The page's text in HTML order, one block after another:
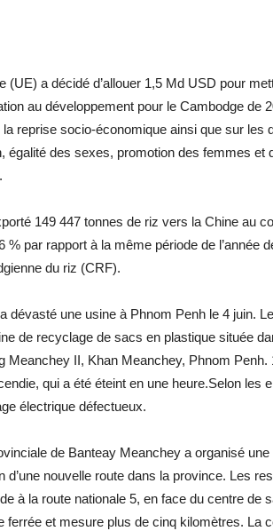
(UE) a décidé d’allouer 1,5 Md USD pour
au développement pour le Cambodge de
reprise socio-économique ainsi que sur les
égalité des sexes, promotion des femmes et
149 447 tonnes de riz vers la Chine au
% par rapport à la même période de l’année
du riz (CRF).
dévasté une usine à Phnom Penh le 4 juin.
de recyclage de sacs en plastique située
Meanchey II, Khan Meanchey, Phnom
qui a été éteint en une heure.Selon les
électrique défectueux.
de Banteay Meanchey a organisé
d’une nouvelle route dans la province. Les
à la route nationale 5, en face du centre de
ferrée et mesure plus de cinq kilomètres. La